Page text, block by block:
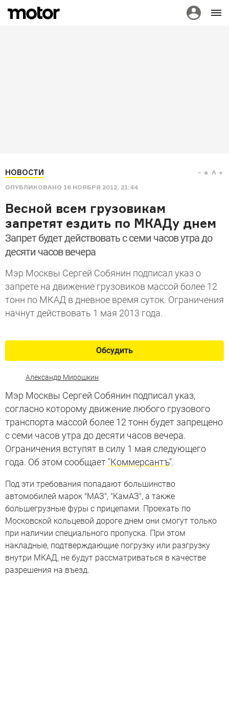
НОВОСТИ
ОПУБЛИКОВАНО 16 НОЯБРЯ 2012, 21:44
a A
Весной всем грузовикам
запретят ездить по МКАДу днем
Запрет будет действовать с семи часов утра до
десяти часов вечера
Мэр Москвы Сергей Собянин подписал указ о
запрете на движение грузовиков массой более 12
тонн по МКАД в дневное время суток. Ограничения
начнут действовать 1 мая 2013 года.
Обсудить
Александр Мирошкин
Мэр Москвы Сергей Собянин подписал указ,
согласно которому движение любого грузового
транспорта массой более 12 тонн будет запрещено
с семи часов утра до десяти часов вечера.
Ограничения вступят в силу 1 мая следующего
года. Об этом сообщает "Коммерсантъ".
Под эти требования попадают большинство
автомобилей марок "МАЗ", "КамАЗ", а также
большегрузные фуры с прицепами. Проехать по
Московской кольцевой дороге днем они смогут только
при наличии специального пропуска. При этом
накладные, подтверждающие погрузку или разгрузку
внутри МКАД, не будут рассматриваться в качестве
разрешения на въезд.